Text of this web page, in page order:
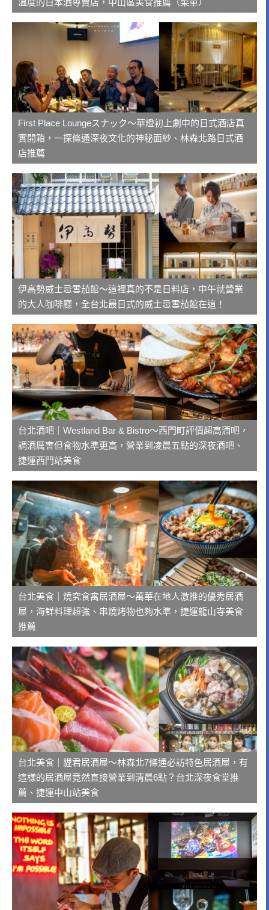
溫度的日本酒專賣店，中山區美食推薦（菜單）
First Place Loungeスナック～華燈初上劇中的日式酒店真
實開箱，一探條通深夜文化的神秘面紗、林森北路日式酒
店推薦
伊高勢威士忌雪茄館～這裡真的不是日料店，中午就營業
的大人咖啡廳，全台北最日式的威士忌雪茄館在這！
台北酒吧｜Westland Bar & Bistro～西門町評價超高酒吧，
調酒厲害但食物水準更高，營業到凌晨五點的深夜酒吧、
捷運西門站美食
台北美食｜燒究食寓居酒屋～萬華在地人激推的優秀居酒
屋，海鮮料理超強、串燒烤物也夠水準，捷運龍山寺美食
推薦
台北美食｜貍君居酒屋～林森北7條通必訪特色居酒屋，有
這樣的居酒屋竟然直接營業到清晨6點？台北深夜食堂推
薦、捷運中山站美食